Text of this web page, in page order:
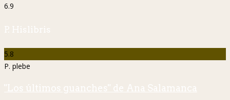
6.9
P. Hislibris
5.8
P. plebe
"Los últimos guanches" de Ana Salamanca